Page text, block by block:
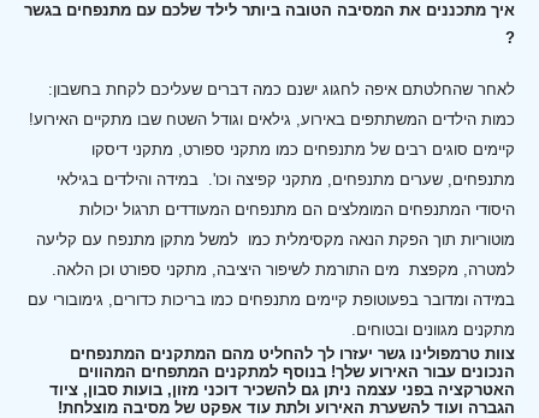
איך מתכננים את המסיבה הטובה ביותר לילד שלכם עם מתנפחים בגשר
?
לאחר שהחלטתם איפה לחגוג ישנם כמה דברים שעליכם לקחת בחשבון:
כמות הילדים המשתתפים באירוע, גילאים וגודל השטח שבו מתקיים האירוע!
קיימים סוגים רבים של מתנפחים כמו מתקני ספורט, מתקני דיסקו
מתנפחים, שערים מתנפחים, מתקני קפיצה וכו'. במידה והילדים בגילאי
היסודי המתנפחים המומלצים הם מתנפחים המעודדים תרגול יכולות
מוטוריות תוך הפקת הנאה מקסימלית כמו למשל מתקן מתנפח עם קליעה
למטרה, מקפצת מים התורמת לשיפור היציבה, מתקני ספורט וכן הלאה.
במידה ומדובר בפעוטופת קיימים מתנפחים כמו בריכות כדורים, גימובורי עם
מתקנים מגוונים ובטוחים.
צוות טרמפולינו גשר יעזרו לך להחליט מהם המתקנים המתנפחים
הנכונים עבור האירוע שלך! בנוסף למתקנים המתפחים המהווים
האטרקציה בפני עצמה ניתן גם להשכיר דוכני מזון, בועות סבון, ציוד
הגברה ועוד להשערת האירוע ולתת עוד אפקט של מסיבה מוצלחת!